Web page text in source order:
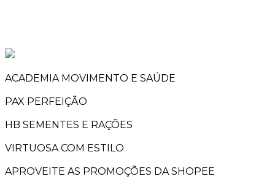
ACADEMIA MOVIMENTO E SAÚDE
PAX PERFEIÇÃO
HB SEMENTES E RAÇÕES
VIRTUOSA COM ESTILO
APROVEITE AS PROMOÇÕES DA SHOPEE